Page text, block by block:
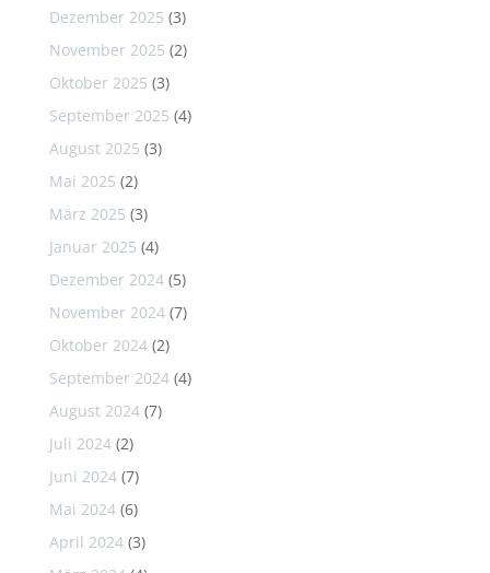
Dezember 2025 (3)
November 2025 (2)
Oktober 2025 (3)
September 2025 (4)
August 2025 (3)
Mai 2025 (2)
März 2025 (3)
Januar 2025 (4)
Dezember 2024(5)
November 2024(7)
Oktober 2024(2)
September 2024(4)
August 2024(7)
Juli 2024(2)
Juni 2024(7)
Mai 2024(6)
April 2024(3)